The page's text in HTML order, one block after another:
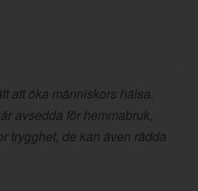
att öka människors hälsa.
avsedda för hemmabruk,
trygghet, de kan även rädda